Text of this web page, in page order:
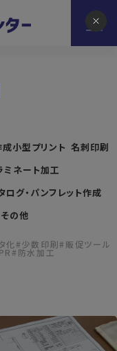
成小型プリント 名刺印刷
ミネート加工
ログ・パンフレット作成
その他
化#少数印刷#販促ツール
#防水加工